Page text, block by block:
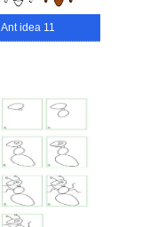
Ant idea 11